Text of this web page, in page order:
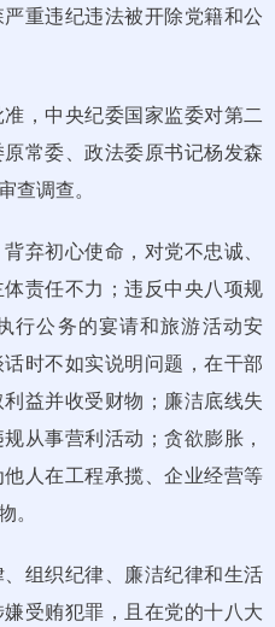
重违纪违法被开除党籍和公
，中央纪委国家监委对第二
常委、政法委原书记杨发森
查调查。
弃初心使命，对党不忠诚、
责任不力；违反中央八项规
行公务的宴请和旅游活动安
时不如实说明问题，在干部
益并收受财物；廉洁底线失
从事营利活动；贪欲膨胀，
人在工程承揽、企业经营等
组织纪律、廉洁纪律和生活
受贿犯罪，且在党的十八大